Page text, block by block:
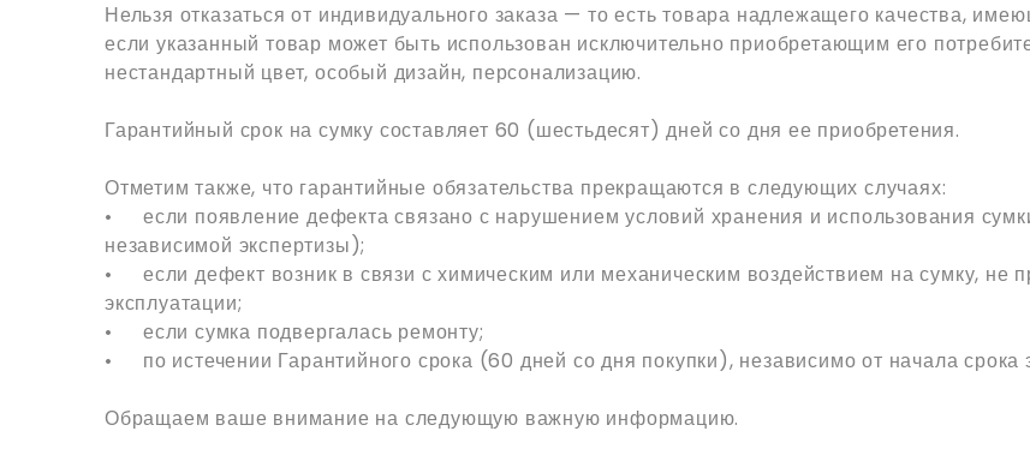
Нельзя отказаться от индивидуального заказа — то есть товара надлежащего качества,
если указанный товар может быть использован исключительно приобретающим его
нестандартный цвет, особый дизайн, персонализацию.
Гарантийный срок на сумку составляет 60 (шестьдесят) дней со дня ее приобретения.
Отметим также, что гарантийные обязательства прекращаются в следующих случаях:
•
если появление дефекта связано с нарушением условий хранения и использования
независимой экспертизы);
•
если дефект возник в связи с химическим или механическим воздействием на сумку,
эксплуатации;
•
если сумка подвергалась ремонту;
•
по истечении Гарантийного срока (60 дней со дня покупки), независимо от начала срока
Обращаем ваше внимание на следующую важную информацию.